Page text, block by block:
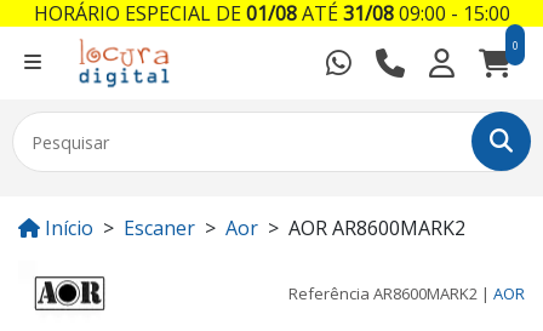
0
Início Escaner Aor AOR AR8600MARK2
Referência AR8600MARK2 | AOR
HORÁRIO ESPECIAL DE01/08ATÉ31/0809:00 - 15:00